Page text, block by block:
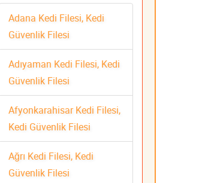
Adana Kedi Filesi, Kedi
Güvenlik Filesi
Adıyaman Kedi Filesi, Kedi
Güvenlik Filesi
Afyonkarahisar Kedi Filesi,
Kedi Güvenlik Filesi
Ağrı Kedi Filesi, Kedi
Güvenlik Filesi